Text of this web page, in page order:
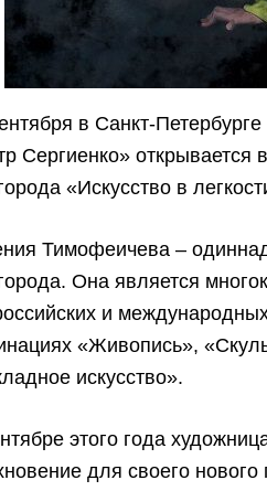
в Санкт-
Сергиенко» открывается
«Искусство в
Тимофеичева –
Она является
и
«Живопись»,
искусство».
этого года
для своего